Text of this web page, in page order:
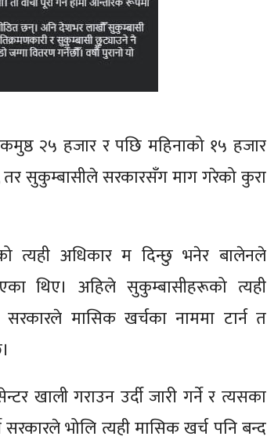
२५ हजार र पछि महिनाको १५ हजार
सुकुम्बासीले सरकारसँग माग गरेको कुरा
त्यही अधिकार म दिन्छु भनेर बालेनले
थिए। अहिले सुकुम्बासीहरूको त्यही
सरकारले मासिक खर्चका नाममा टार्न त
खाली गराउन उर्दी जारी गर्ने र त्यसका
सरकारले भोलि त्यही मासिक खर्च पनि बन्द